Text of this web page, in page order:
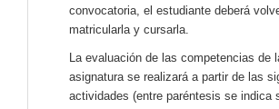
convocatoria, el estudiante deberá
matricularla y cursarla.
La evaluación de las competencias de
asignatura se realizará a partir de las
actividades (entre paréntesis se indica